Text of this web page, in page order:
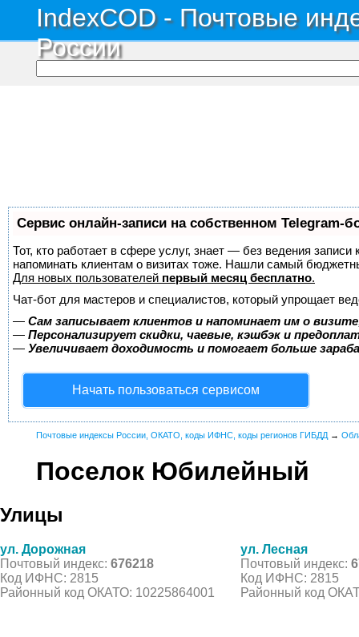
IndexCOD - Почтовые
России
Сервис онлайн-записи на собственном Telegram-
Тот, кто работает в сфере услуг, знает — без ведения
напоминать клиентам о визитах тоже. Нашли самый
Для новых пользователей первый месяц бесплатно.
Чат-бот для мастеров и специалистов, который упрощает
— Сам записывает клиентов и напоминает им о
— Персонализирует скидки, чаевые, кэшбэк и
— Увеличивает доходимость и помогает больше
Начать пользоваться сервисом
Почтовые индексы России, ОКАТО, коды ИФНС, коды регионов ГИБДД →
Поселок Юбилейный
Улицы
ул. Дорожная
Почтовый индекс: 676218
Код ИФНС: 2815
Районный код ОКАТО: 10225864001
ул. Лесная
Почтовый индекс:
Код ИФНС: 2815
Районный код